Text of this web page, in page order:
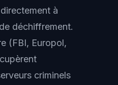
à
déchiffrement.
(FBI, Europol,
criminels